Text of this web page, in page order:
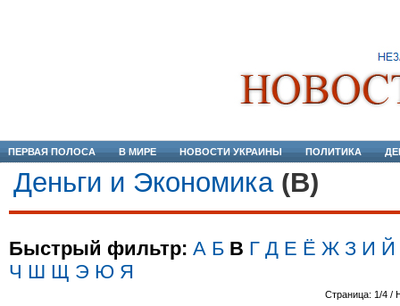
ПЕРВАЯ ПОЛОСА В МИРЕ НОВОСТИ УКРАИНЫ ПОЛИТИКА
Деньги и Экономика(В)
Быстрый фильтр: А Б В Г Д Е Ё Ж З И Й
Ч Ш Щ Э Ю Я
Страница: 1/4 /